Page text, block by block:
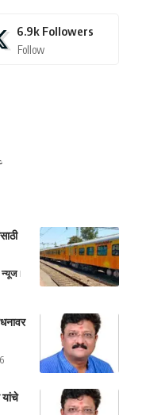
6.9k Followers
Follow
यांचे